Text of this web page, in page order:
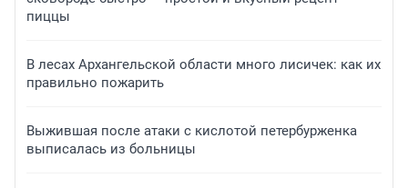
пиццы
В лесах Архангельской области много лисичек: как их
правильно пожарить
Выжившая после атаки с кислотой петербурженка
выписалась из больницы